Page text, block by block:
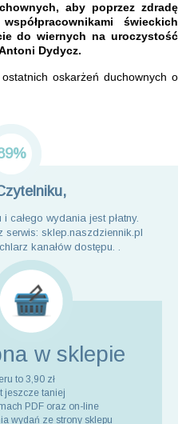
aby poprzez zdradę
świeckich
do wiernych na uroczystość
Dydycz.
oskarżeń duchownych o
całego wydania jest płatny.
sklep.naszdziennik.pl
kanałów dostępu. .
w sklepie
to 3,90 zł
jeszcze taniej
PDF oraz on-line
wydań ze strony sklepu